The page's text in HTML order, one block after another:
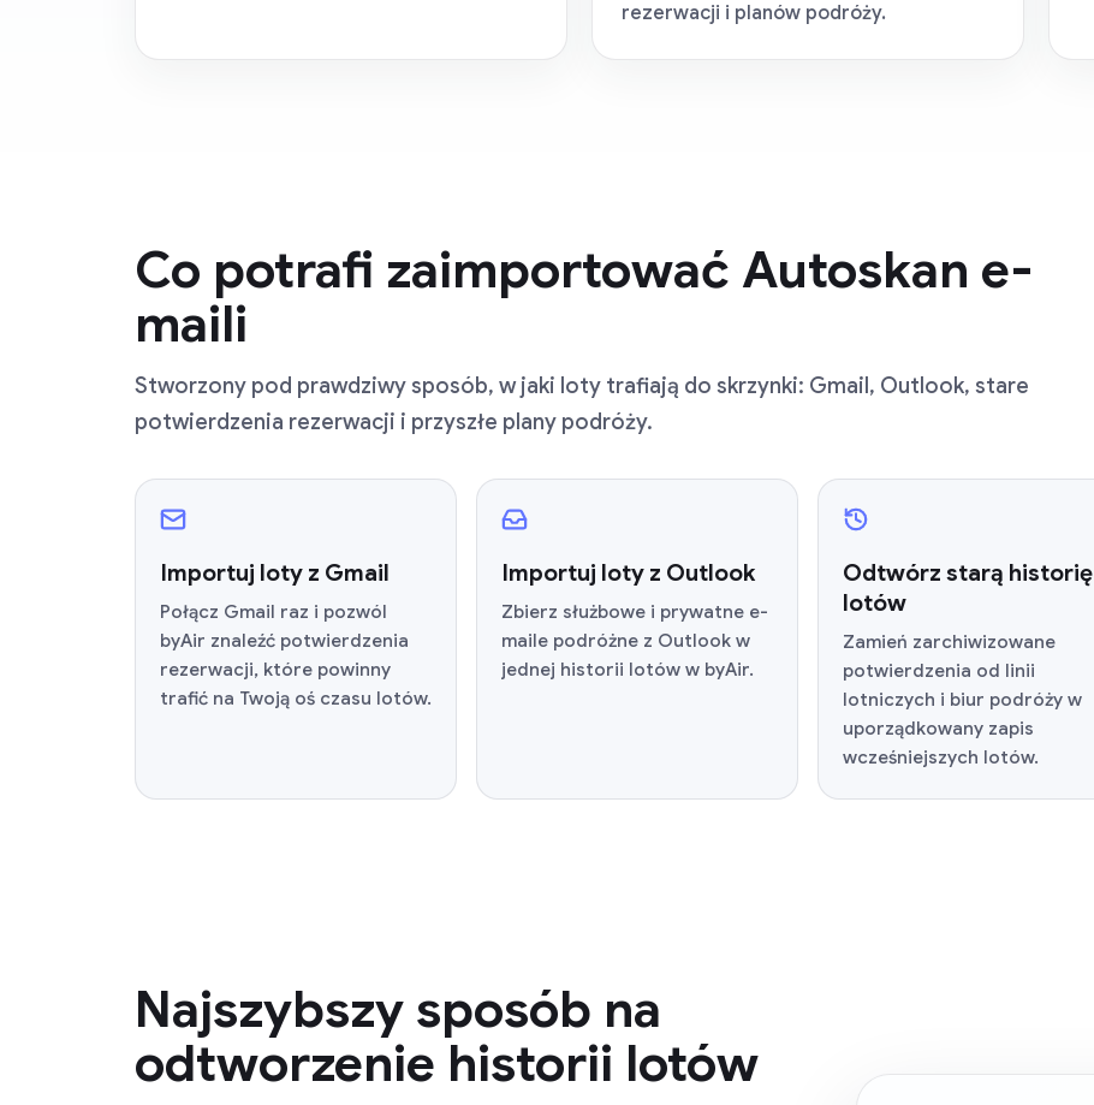
rezerwacji i planów podróży.
Co potrafi zaimportować Autoskan e-
maili
Stworzony pod prawdziwy sposób, w jaki loty trafiają do skrzynki: Gmail, Outlook, stare
potwierdzenia rezerwacji i przyszłe plany podróży.
Importuj loty z Gmail
Połącz Gmail raz i pozwól
byAir znaleźć potwierdzenia
rezerwacji, które powinny
trafić na Twoją oś czasu lotów.
Importuj loty z Outlook
Zbierz służbowe i prywatne e-
maile podróżne z Outlook w
jednej historii lotów w byAir.
Odtwórz starą historię
lotów
Zamień zarchiwizowane
potwierdzenia od linii
lotniczych i biur podróży w
uporządkowany zapis
wcześniejszych lotów.
Najszybszy sposób na
odtworzenie historii lotów